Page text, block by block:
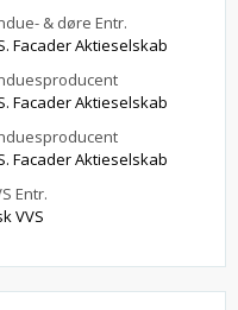
& døre Entr.
Facader Aktieselskab
Facader Aktieselskab
Facader Aktieselskab
Entr.
VVS